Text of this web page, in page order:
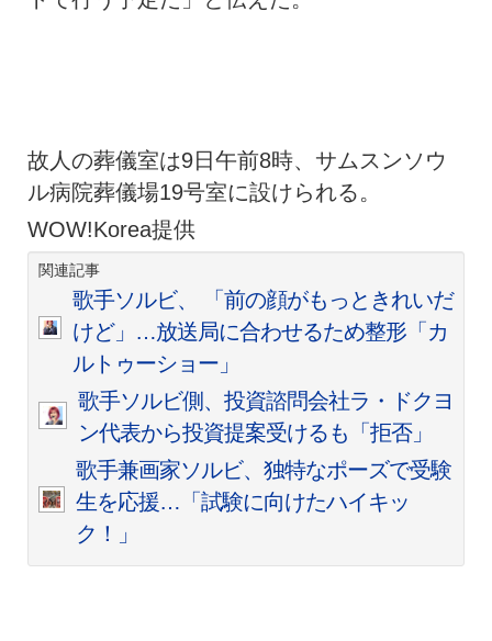
故人の葬儀室は9日午前8時、サムスンソウ
ル病院葬儀場19号室に設けられる。
WOW!Korea提供
関連記事
歌手ソルビ、 「前の顔がもっときれいだ
けど」…放送局に合わせるため整形「カ
ルトゥーショー」
歌手ソルビ側、投資諮問会社ラ・ドクヨ
ン代表から投資提案受けるも「拒否」
歌手兼画家ソルビ、独特なポーズで受験
生を応援…「試験に向けたハイキッ
ク！」